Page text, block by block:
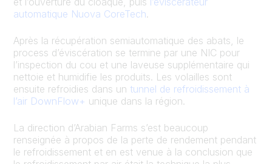
automatique Nuova CoreTech.
Après la récupération semiautomatique des abats, le
process d’éviscération se termine par une NIC pour
l’inspection du cou et une laveuse supplémentaire qui
nettoie et humidifie les produits. Les volailles sont
ensuite refroidies dans un tunnel de refroidissement à
l’air DownFlow+ unique dans la région.
La direction d’Arabian Farms s’est beaucoup
renseignée à propos de la perte de rendement pendant
le refroidissement et en est venue à la conclusion que